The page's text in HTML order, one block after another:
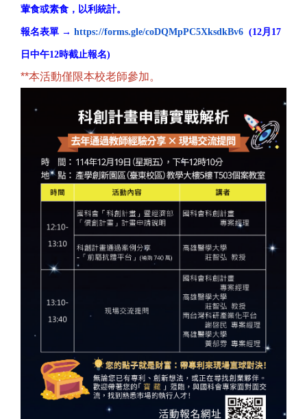
葷食或素食， 以利統計。
報名表單 → https://forms.gle/coDQMpPC5XksdkBv6 (12月17
日中午12時截止報名)
**本活動僅限本校老師參加。